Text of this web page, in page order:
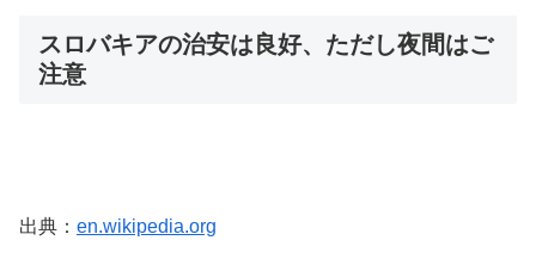
スロバキアの治安は良好、ただし夜間はご
注意
出典： en.wikipedia.org